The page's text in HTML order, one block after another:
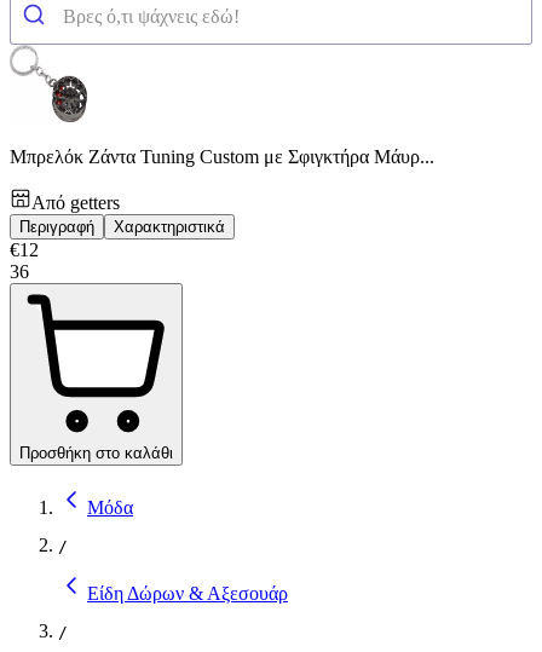
Μπρελόκ Ζάντα Tuning Custom με Σφιγκτήρα Μάυρ...
Από getters
Περιγραφή Χαρακτηριστικά
€12
36
Προσθήκη στο καλάθι
Μόδα
/
Είδη Δώρων & Αξεσουάρ
/